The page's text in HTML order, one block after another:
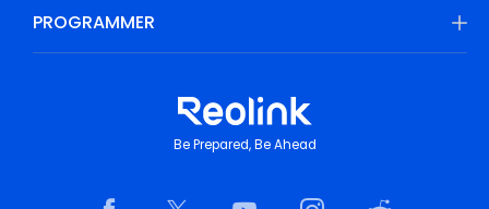
PROGRAMMER
Be Prepared, Be Ahead